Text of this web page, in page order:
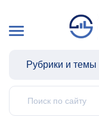
Рубрики и темы